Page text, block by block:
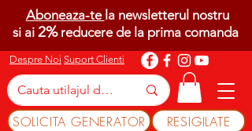
Despre Noi Suport Clienti
SOLICITA GENERATOR RESIGILATE
Aboneaza-te la newsletterul nostru
si ai 2%reducere de la prima comanda